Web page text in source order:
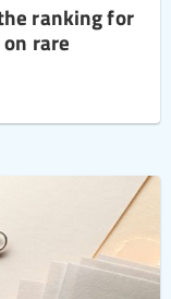
ranking for
rare